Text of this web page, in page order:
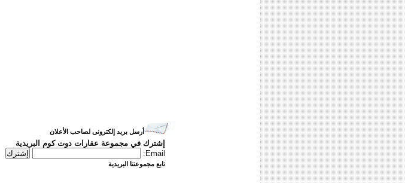
أرسل بريد إلكترونى لصاحب الأعلان
إشترك في مجموعة عقارات دوت كوم البريدية
Email:
تابع مجموعتنا البريدية